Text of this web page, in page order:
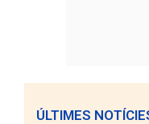
ÚLTIMES